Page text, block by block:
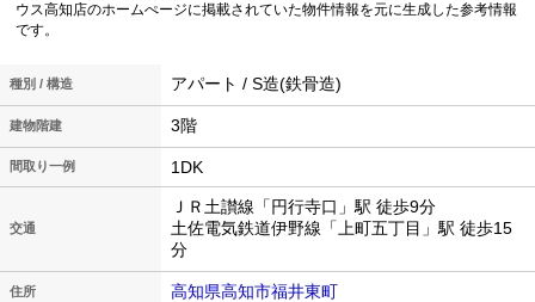
ウス高知店のホームぺージに掲載されていた物件情報を元に生成した参考情報
です。
種別 / 構造 アパート / S造(鉄骨造)
建物階建 3階
間取り一例 1DK
交通
ＪＲ土讃線「円行寺口」駅 徒歩9分
土佐電気鉄道伊野線「上町五丁目」駅 徒歩15
分
住所 高知県高知市福井東町